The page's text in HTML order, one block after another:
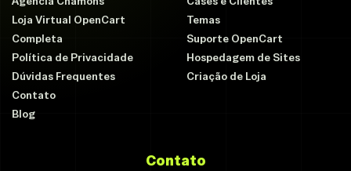
Loja Virtual OpenCart
Completa
Política de Privacidade
Dúvidas Frequentes
Contato
Blog
Temas
Suporte OpenCart
Hospedagem de Sites
Criação de Loja
Contato